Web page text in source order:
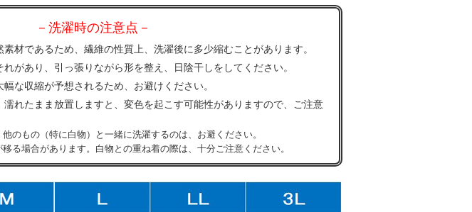
－洗濯時の注意点－
素材であるため、繊維の性質上、洗濯後に多少縮むことがあります。
があり、引っ張りながら形を整え、日陰干しをしてください。
な収縮が予想されるため、お避けください。
濡れたまま放置しますと、変色を起こす可能性がありますので、ご注意
のもの（特に白物）と一緒に洗濯するのは、お避ください。
る場合があります。白物との重ね着の際は、十分ご注意ください。